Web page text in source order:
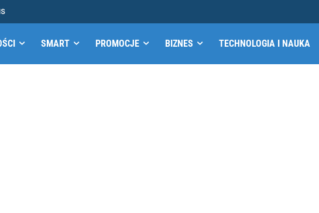
SMART PROMOCJE BIZNES TECHNOLOGIA I NAUKA